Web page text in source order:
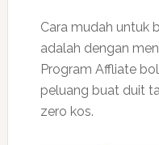
Cara mudah untuk
adalah dengan
Program Affliate
peluang buat duit
zero kos.